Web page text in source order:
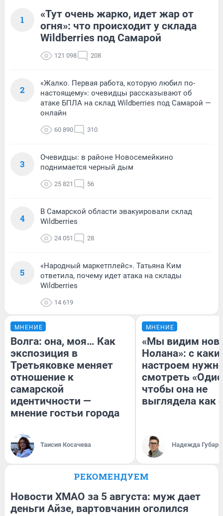
1
«Тут очень жарко, идет жар от
огня»: что происходит у склада
Wildberries под Самарой
121 098 208
2
«Жалко. Первая работа, которую любил по-
настоящему»: очевидцы рассказывают об
атаке БПЛА на склад Wildberries под Самарой —
онлайн
60 890 310
3
Очевидцы: в районе Новосемейкино
поднимается черный дым
25 821 56
4
В Самарской области эвакуировали склад
Wildberries
24 051 28
5
«Народный маркетплейс». Татьяна Ким
ответила, почему идет атака на склады
Wildberries
14 619
МНЕНИЕ
Волга: она, моя… Как
экспозиция в
Третьяковке меняет
отношение к
самарской
идентичности —
мнение гостьи города
Таисия Косачева
МНЕНИЕ
«Мы видим
Нолана»: с
настроем
смотреть
чтобы она не
выглядела как
Надежда Губарь
РЕКОМЕНДУЕМ
Новости ХМАО за 5 августа: муж дает
деньги Айзе, вартовчанин оголился